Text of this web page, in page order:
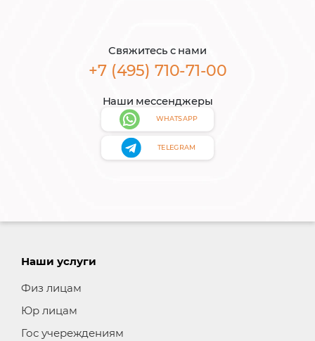
Свяжитесь с нами
+7 (495) 710-71-00
Наши мессенджеры
WHATSAPP
TELEGRAM
Наши услуги
Физ лицам
Юр лицам
Гос учереждениям